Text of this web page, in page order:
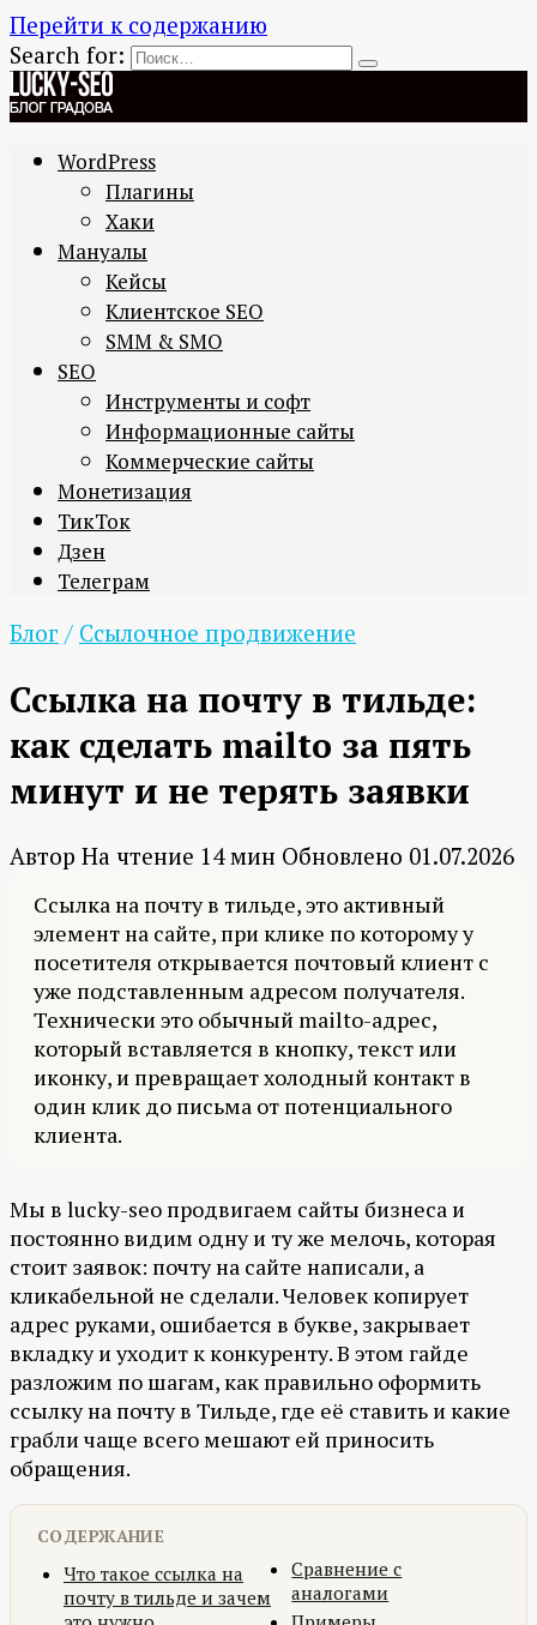
Перейти к содержанию
Search for:
WordPress
Плагины
Хаки
Мануалы
Кейсы
Клиентское SEO
SMM & SMO
SEO
Инструменты и софт
Информационные сайты
Коммерческие сайты
Монетизация
ТикТок
Дзен
Телеграм
Блог / Ссылочное продвижение
Ссылка на почту в тильде:
как сделать mailto за пять
минут и не терять заявки
Автор На чтение 14 мин Обновлено 01.07.2026
Ссылка на почту в тильде, это активный
элемент на сайте, при клике по которому у
посетителя открывается почтовый клиент с
уже подставленным адресом получателя.
Технически это обычный mailto-адрес,
который вставляется в кнопку, текст или
иконку, и превращает холодный контакт в
один клик до письма от потенциального
клиента.
Мы в lucky-seo продвигаем сайты бизнеса и
постоянно видим одну и ту же мелочь, которая
стоит заявок: почту на сайте написали, а
кликабельной не сделали. Человек копирует
адрес руками, ошибается в букве, закрывает
вкладку и уходит к конкуренту. В этом гайде
разложим по шагам, как правильно оформить
ссылку на почту в Тильде, где её ставить и какие
грабли чаще всего мешают ей приносить
обращения.
СОДЕРЖАНИЕ
Что такое ссылка на
почту в тильде и зачем
Сравнение с
аналогами